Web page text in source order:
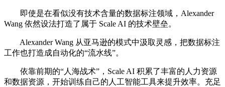
即使是在看似没有技术含量的数据标注领域，Alexander
Wang 依然设法打造了属于 Scale AI 的技术壁垒。
Alexander Wang 从亚马逊的模式中汲取灵感，把数据标注
工作也打造成自动化的“流水线”。
依靠前期的“人海战术”，Scale AI 积累了丰富的人力资源
和数据资源，开始训练自己的人工智能工具来提升效率。充足